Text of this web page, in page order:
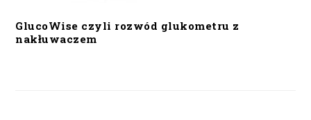
GlucoWise czyli rozwód glukometru z
nakłuwaczem